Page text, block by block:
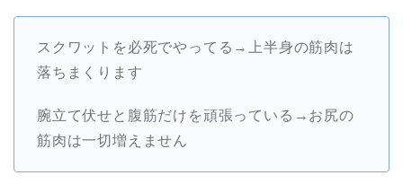
スクワットを必死でやってる→上半身の筋肉は
落ちまくります
腕立て伏せと腹筋だけを頑張っている→お尻の
筋肉は一切増えません